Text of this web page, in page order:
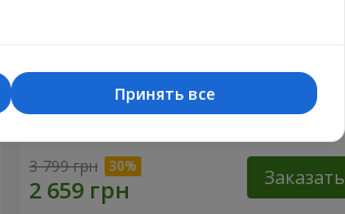
Композиция "Любимые глаза"
3 799 грн Заказать
Принять все